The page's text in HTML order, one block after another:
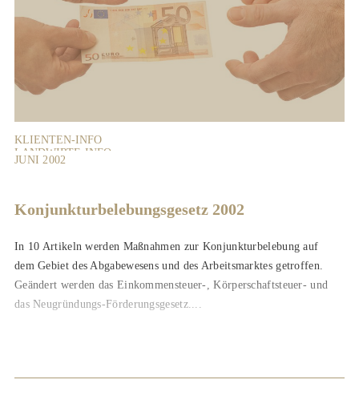
KLIENTEN-INFO
LANDWIRTE-INFO
JUNI 2002
Konjunkturbelebungsgesetz 2002
In 10 Artikeln werden Maßnahmen zur Konjunkturbelebung auf
dem Gebiet des Abgabewesens und des Arbeitsmarktes getroffen.
Geändert werden das Einkommensteuer-, Körperschaftsteuer- und
das Neugründungs-Förderungsgesetz....